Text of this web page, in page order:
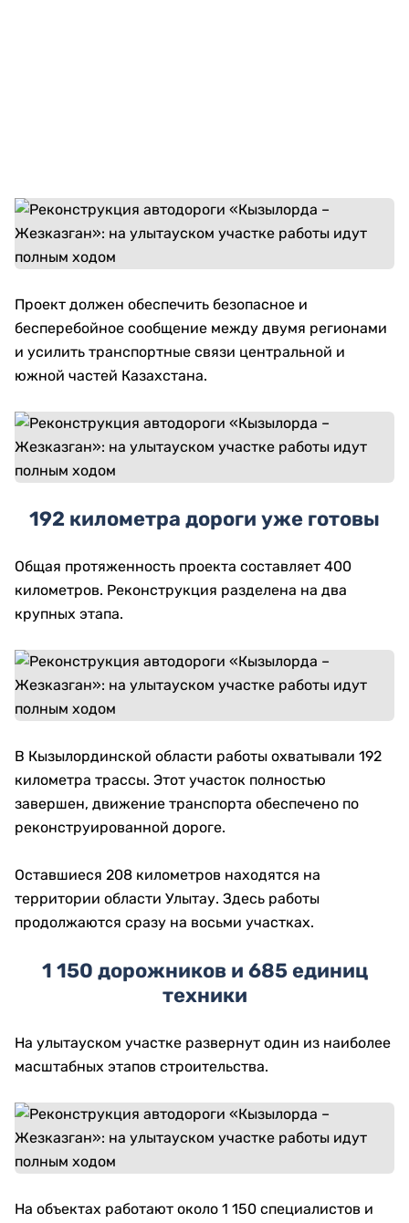
Проект должен обеспечить безопасное и
бесперебойное сообщение между двумя регионами
и усилить транспортные связи центральной и
южной частей Казахстана.
192 километра дороги уже готовы
Общая протяженность проекта составляет 400
километров. Реконструкция разделена на два
крупных этапа.
В Кызылординской области работы охватывали 192
километра трассы. Этот участок полностью
завершен, движение транспорта обеспечено по
реконструированной дороге.
Оставшиеся 208 километров находятся на
территории области Улытау. Здесь работы
продолжаются сразу на восьми участках.
1 150 дорожников и 685 единиц
техники
На улытауском участке развернут один из наиболее
масштабных этапов строительства.
На объектах работают около 1 150 специалистов и